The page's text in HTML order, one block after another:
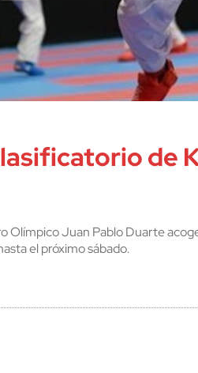
de
Olímpico Juan Pablo Duarte
el próximo sábado.